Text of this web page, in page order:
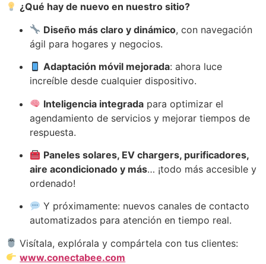
¿Qué hay de nuevo en nuestro sitio?
Diseño más claro y dinámico, con navegación
ágil para hogares y negocios.
Adaptación móvil mejorada: ahora luce
increíble desde cualquier dispositivo.
Inteligencia integrada para optimizar el
agendamiento de servicios y mejorar tiempos de
respuesta.
Paneles solares, EV chargers, purificadores,
aire acondicionado y más… ¡todo más accesible y
ordenado!
Y próximamente: nuevos canales de contacto
automatizados para atención en tiempo real.
Visítala, explórala y compártela con tus clientes:
www.conectabee.com